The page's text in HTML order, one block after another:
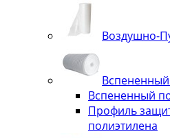
Воздушно-
Вспененный
Профиль
полиэтилена